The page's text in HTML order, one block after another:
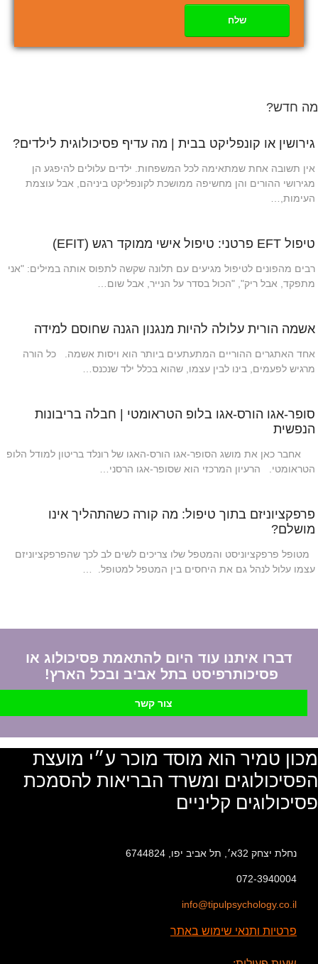
שלח
מה חדש?
גירושין או קונפליקט בבית | מה עדיף פסיכולוגית לילדים?
אין תשובה אחת שמתאימה לכל המשפחות. ילדים עלולים להיפגע הן
מגירושי ההורים והן מחשיפה ממושכת לקונפליקט ביניהם, אבל עוצמת
העימות,…
טיפול EFT פרטני: טיפול אישי ממוקד רגש (EFIT)
רבים מהפונים לטיפול מגיעים עם תלונה שקשה לתפוס אותה במילים: "אני
מתפקד, אבל ריק", "הכול בסדר על הנייר, אבל שום…
אשמה הורית עלולה להיות מנגנון הגנה שחוסם למידה
אחד האתגרים ההוריים המתעתעים ביותר הוא ויסות אשמה. כל הורה
מרגיש לפעמים, בינו לבין עצמו, שהוא בכלל ילד שנכנס…
סופר-אגו הורס-אגו בלופ הטראומטי | חבלה בריבונות
הנפשית
אחבר כאן את מושג הסופר-אגו הורס-האגו של רונלד בריטון למודל הלופ
הטראומטי. הרעיון המרכזי הוא שסופר-אגו הרסני…
פרפקציוניזם בתוך טיפול: מה קורה כשהתהליך אינו
מושלם?
מטופל פרפקציוניסט והמטפל שלו צריכים לשים לב לכך שהפרפקציוניזם
עצמו עלול לנהל גם את היחסים בין המטפל למטופל. …
דברו איתנו עוד היום להתאמת פסיכולוג או
פסיכותרפיסט בתל אביב ובכל הארץ!
צור קשר
מכון טמיר הוא מוסד מוכר ע״י מועצת
הפסיכולוגים ומשרד הבריאות להסמכת
פסיכולוגים קליניים
נחלת יצחק 32א׳, תל אביב יפו, 6744824
072-3940004
info@tipulpsychology.co.il
פרטיות ותנאי שימוש באתר